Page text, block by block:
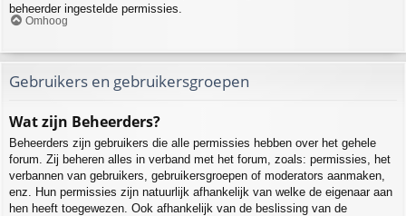
beheerder ingestelde permissies.
Omhoog
Gebruikers en gebruikersgroepen
Wat zijn Beheerders?
Beheerders zijn gebruikers die alle permissies hebben over het gehele
forum. Zij beheren alles in verband met het forum, zoals: permissies, het
verbannen van gebruikers, gebruikersgroepen of moderators aanmaken,
enz. Hun permissies zijn natuurlijk afhankelijk van welke de eigenaar aan
hen heeft toegewezen. Ook afhankelijk van de beslissing van de